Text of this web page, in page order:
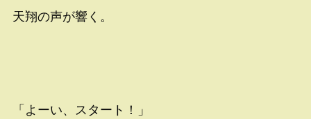
天翔の声が響く。
「よーい、スタート！」